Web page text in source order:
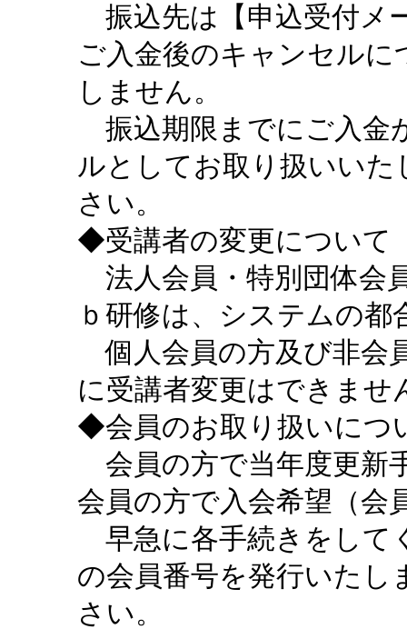
振込先は【申込受付メ
ご入金後のキャンセル
しません。
振込期限までにご入金
ルとしてお取り扱いい
さい。
◆受講者の変更について
法人会員・特別団体会
ｂ研修は、システムの
個人会員の方及び非会
に受講者変更はできませ
◆会員のお取り扱いにつ
会員の方で当年度更新
会員の方で入会希望（会
早急に各手続きをして
の会員番号を発行いたし
さい。